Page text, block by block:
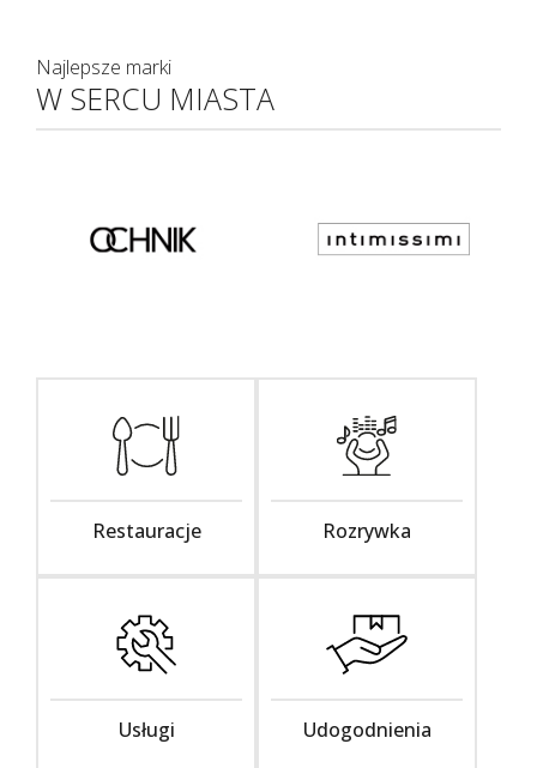
Najlepsze marki
W SERCU MIASTA
Restauracje Rozrywka
Usługi Udogodnienia